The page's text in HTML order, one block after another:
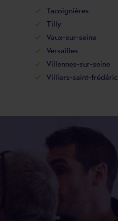
Tacoignières
Tilly
Vaux-sur-seine
Versailles
Villennes-sur-seine
Villiers-saint-frédéric